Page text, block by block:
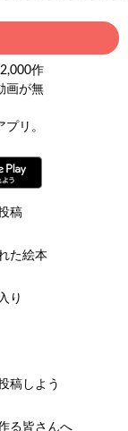
作
画が無
プリ。
稿
た絵本
り
稿しよう
る皆さんへ